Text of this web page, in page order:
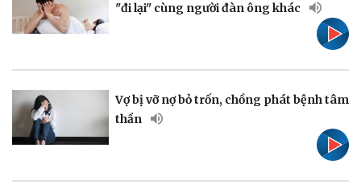
Bóng đá
Lịch thi đấu bóng đá
Thế giới thể thao
Ô tô
"đi lại" cùng người đàn ông khác
Vợ bị vỡ nợ bỏ trốn, chồng phát bệnh tâm
thần